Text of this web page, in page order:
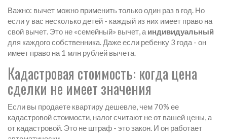
Важно: вычет можно применить только один раз в год. Но
если у вас несколько детей - каждый из них имеет право на
свой вычет. Это не «семейный» вычет, а индивидуальный
для каждого собственника. Даже если ребенку 3 года - он
имеет право на 1 млн рублей вычета.
Кадастровая стоимость: когда цена
сделки не имеет значения
Если вы продаете квартиру дешевле, чем 70% ее
кадастровой стоимости, налог считают не от вашей цены, а
от кадастровой. Это не штраф - это закон. И он работает